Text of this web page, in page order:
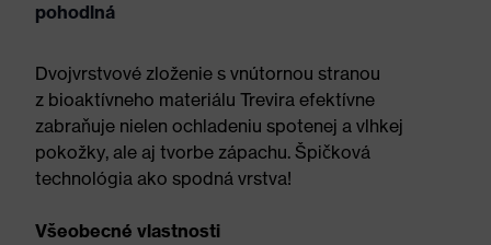
pohodlná
Dvojvrstvové zloženie s vnútornou stranou
z bioaktívneho materiálu Trevira efektívne
zabraňuje nielen ochladeniu spotenej a vlhkej
pokožky, ale aj tvorbe zápachu. Špičková
technológia ako spodná vrstva!
Všeobecné vlastnosti